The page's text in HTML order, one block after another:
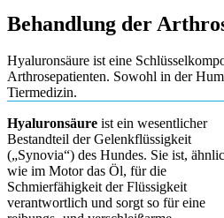
Behandlung der
Hyaluronsäure ist eine
Arthrosepatienten. Sowohl in der
Tiermedizin.
Hyaluronsäure ist ein wesentlicher
Bestandteil der Gelenkflüssigkeit
(„Synovia“) des Hundes. Sie ist,
wie im Motor das Öl, für die
Schmierfähigkeit der Flüssigkeit
verantwortlich und sorgt so für eine